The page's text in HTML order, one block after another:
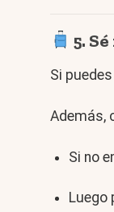
5.
Si puedes
Además,
Si no
Luego